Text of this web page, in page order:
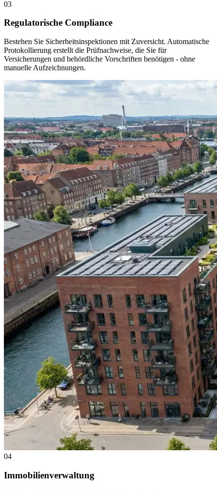
03
Regulatorische Compliance
Bestehen Sie Sicherheitsinspektionen mit Zuversicht. Automatische
Protokollierung erstellt die Prüfnachweise, die Sie für
Versicherungen und behördliche Vorschriften benötigen - ohne
manuelle Aufzeichnungen.
04
Immobilienverwaltung